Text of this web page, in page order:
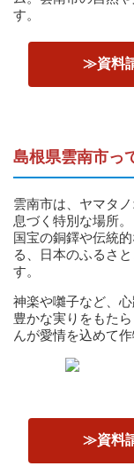
す。
≫資料
島根県雲南市っ
雲南市は、ヤマタ
息づく特別な場所。
国宝の銅鐸や伝統
る、日本のふるさ
す。
神楽や囃子など、
豊かな実りをもた
んが愛情を込めて
≫資料